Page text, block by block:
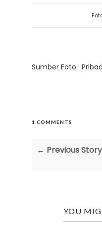
Sumber Foto :
1 COMMENTS
← Previous Story
YOU